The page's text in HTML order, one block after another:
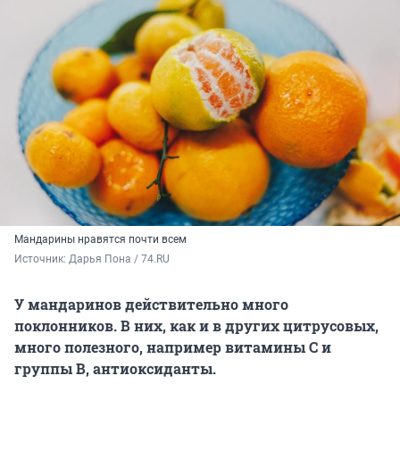
Мандарины нравятся почти всем
Источник: Дарья Пона / 74.RU
У мандаринов действительно много
поклонников. В них, как и в других цитрусовых,
много полезного, например витамины С и
группы В, антиоксиданты.